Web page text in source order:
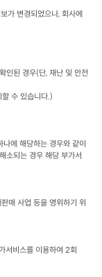
가 변경되었으나, 회사에
인된 경우(단, 재난 및 안전
수 있습니다.)
에 해당하는 경우와 같이
소되는 경우 해당 부가서
매 사업 등을 영위하기 위
서비스를 이용하여 2회